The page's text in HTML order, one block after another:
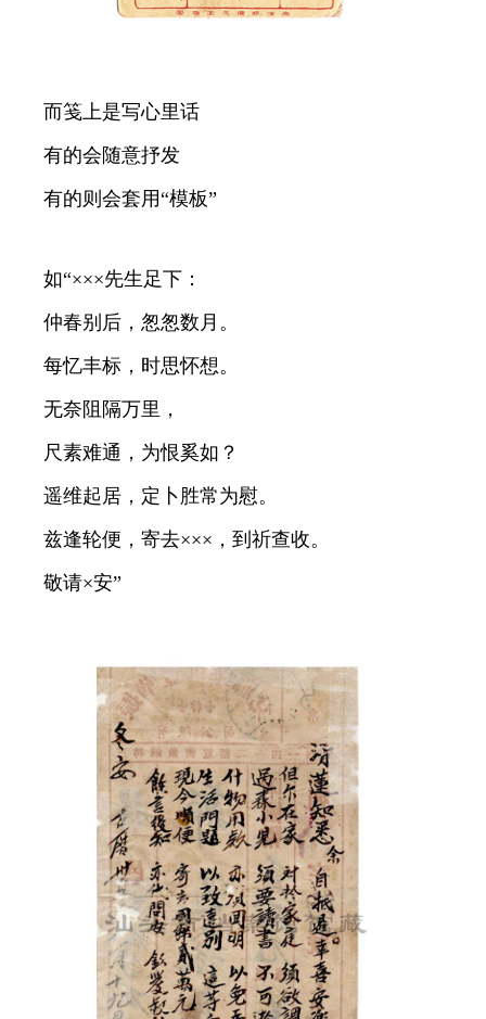
而笺上是写心里话
有的会随意抒发
有的则会套用“模板”
如“×××先生足下：
仲春别后，怱怱数月。
每忆丰标，时思怀想。
无奈阻隔万里，
尺素难通，为恨奚如？
遥维起居，定卜胜常为慰。
兹逢轮便，寄去×××，到祈查收。
敬请×安”